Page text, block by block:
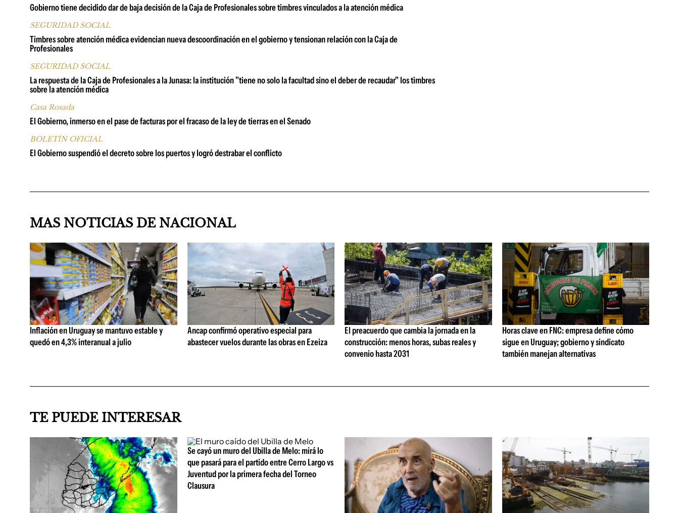
Gobierno tiene decidido dar de baja decisión de la Caja de Profesionales sobre timbres vinculados a la atención médica
SEGURIDAD SOCIAL
Timbres sobre atención médica evidencian nueva descoordinación en el gobierno y tensionan relación con la Caja de
Profesionales
SEGURIDAD SOCIAL
La respuesta de la Caja de Profesionales a la Junasa: la institución "tiene no solo la facultad sino el deber de recaudar" los timbres
sobre la atención médica
Casa Rosada
El Gobierno, inmerso en el pase de facturas por el fracaso de la ley de tierras en el Senado
BOLETÍN OFICIAL
El Gobierno suspendió el decreto sobre los puertos y logró destrabar el conflicto
MAS NOTICIAS DE NACIONAL
Inflación en Uruguay se mantuvo estable y
quedó en 4,3% interanual a julio
Ancap confirmó operativo especial para
abastecer vuelos durante las obras en Ezeiza
El preacuerdo que cambia la jornada en la
construcción: menos horas, subas reales y
convenio hasta 2031
Horas clave en FNC: empresa define cómo
sigue en Uruguay; gobierno y sindicato
también manejan alternativas
TE PUEDE INTERESAR
Se cayó un muro del Ubilla de Melo: mirá lo
que pasará para el partido entre Cerro Largo vs
Juventud por la primera fecha del Torneo
Clausura